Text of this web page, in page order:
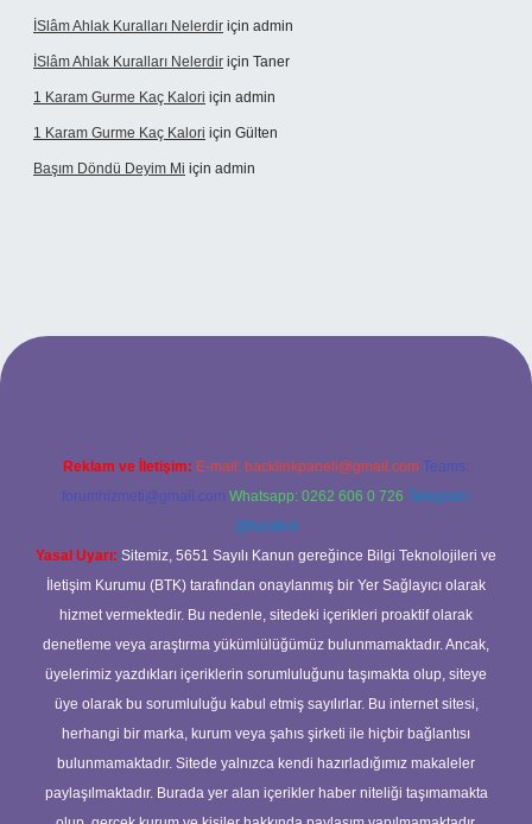
İSlâm Ahlak Kuralları Nelerdir için admin
İSlâm Ahlak Kuralları Nelerdir için Taner
1 Karam Gurme Kaç Kalori için admin
1 Karam Gurme Kaç Kalori için Gülten
Başım Döndü Deyim Mi için admin
Reklam ve İletişim: E-mail: backlinkpaneli@gmail.com Teams:
forumhizmeti@gmail.com Whatsapp: 0262 606 0 726 Telegram:
@karabul
Yasal Uyarı: Sitemiz, 5651 Sayılı Kanun gereğince Bilgi Teknolojileri ve
İletişim Kurumu (BTK) tarafından onaylanmış bir Yer Sağlayıcı olarak
hizmet vermektedir. Bu nedenle, sitedeki içerikleri proaktif olarak
denetleme veya araştırma yükümlülüğümüz bulunmamaktadır. Ancak,
üyelerimiz yazdıkları içeriklerin sorumluluğunu taşımakta olup, siteye
üye olarak bu sorumluluğu kabul etmiş sayılırlar. Bu internet sitesi,
herhangi bir marka, kurum veya şahıs şirketi ile hiçbir bağlantısı
bulunmamaktadır. Sitede yalnızca kendi hazırladığımız makaleler
paylaşılmaktadır. Burada yer alan içerikler haber niteliği taşımamakta